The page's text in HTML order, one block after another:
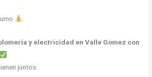
.
y electricidad en Valle Gomez con
juntos: